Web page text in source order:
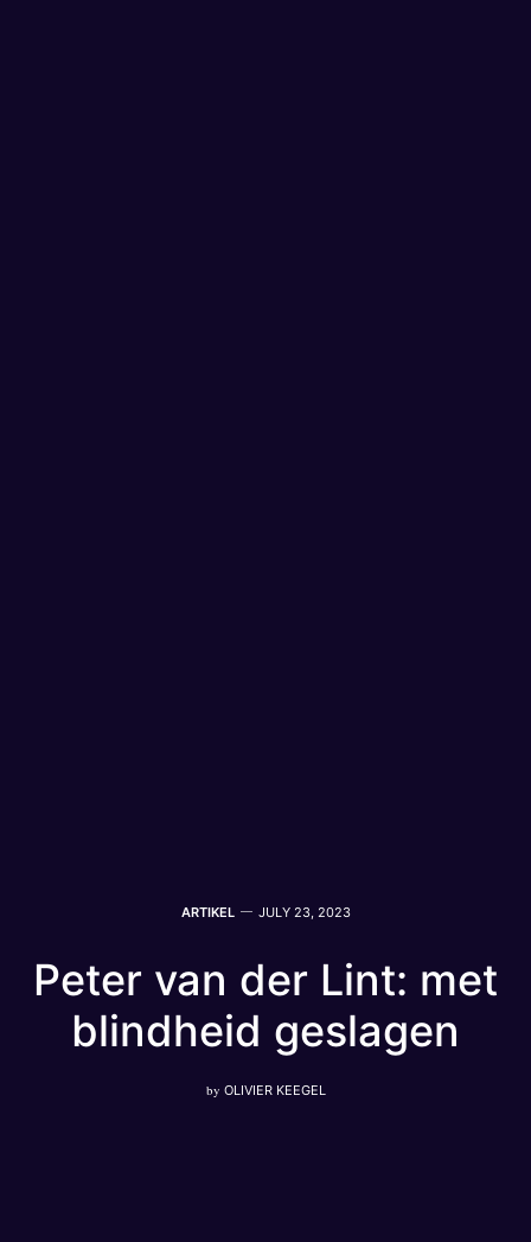
ARTIKEL JULY 23, 2023
Peter van der Lint: met
blindheid geslagen
by OLIVIER KEEGEL